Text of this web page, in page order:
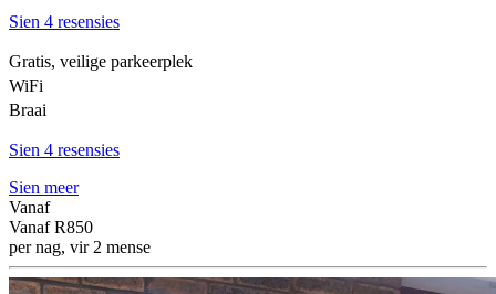
Sien 4 resensies
Gratis, veilige parkeerplek
WiFi
Braai
Sien 4 resensies
Sien meer
Vanaf
Vanaf R850
per nag, vir 2 mense